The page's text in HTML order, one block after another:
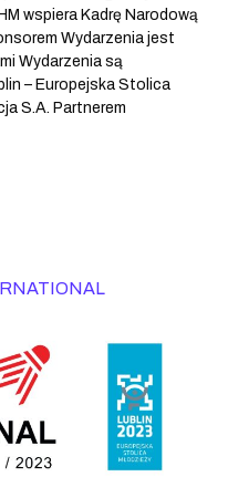
wspiera Kadrę Narodową
Wydarzenia jest
Wydarzenia są
– Europejska Stolica
S.A. Partnerem